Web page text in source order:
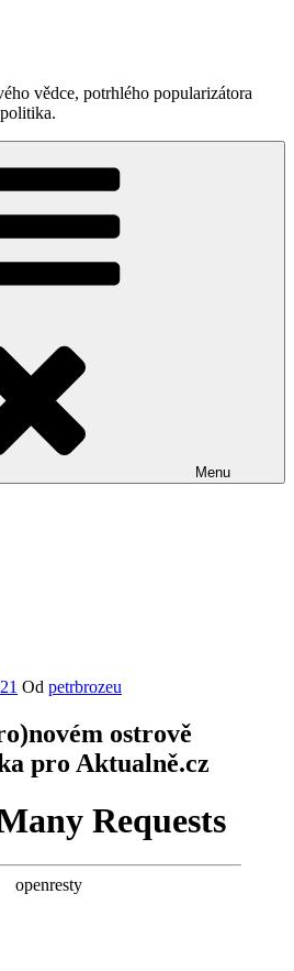
vědce, potrhlého popularizátora
Menu
Od petrbrozeu
ostrově
pro Aktualně.cz